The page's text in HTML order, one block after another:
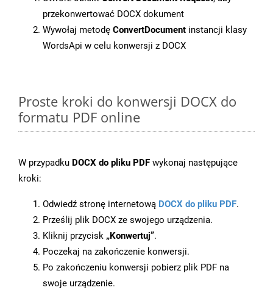
przekonwertować DOCX dokument
Wywołaj metodę ConvertDocument instancji klasy
WordsApi w celu konwersji z DOCX
Proste kroki do konwersji DOCX do
formatu PDF online
W przypadku DOCX do pliku PDF wykonaj następujące
kroki:
Odwiedź stronę internetową DOCX do pliku PDF.
Prześlij plik DOCX ze swojego urządzenia.
Kliknij przycisk „Konwertuj”.
Poczekaj na zakończenie konwersji.
Po zakończeniu konwersji pobierz plik PDF na
swoje urządzenie.